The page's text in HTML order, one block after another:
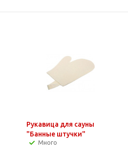
Рукавица для сауны
"Банные штучки"
Много